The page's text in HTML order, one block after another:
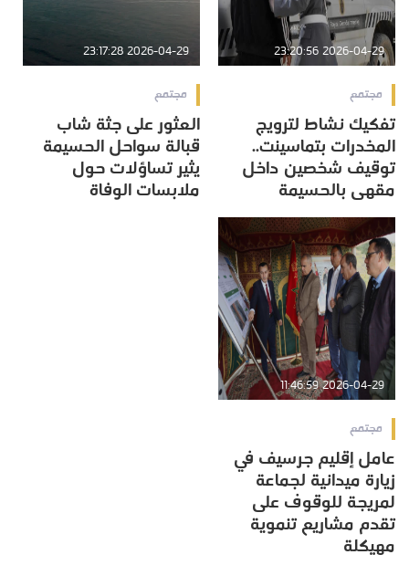
2026-04-29 23:20:56
مجتمع
تفكيك نشاط لترويج
المخدرات بتماسينت..
توقيف شخصين داخل
مقهى بالحسيمة
2026-04-29 23:17:28
مجتمع
العثور على جثة شاب
قبالة سواحل الحسيمة
يثير تساؤلات حول
ملابسات الوفاة
2026-04-29 11:46:59
مجتمع
عامل إقليم جرسيف في
زيارة ميدانية لجماعة
لمريجة للوقوف على
تقدم مشاريع تنموية
مهيكلة